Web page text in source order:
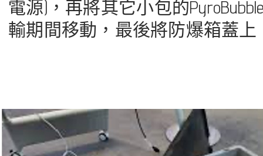
電源)，再將其它小包的
輸期間移動，最後將防爆箱蓋